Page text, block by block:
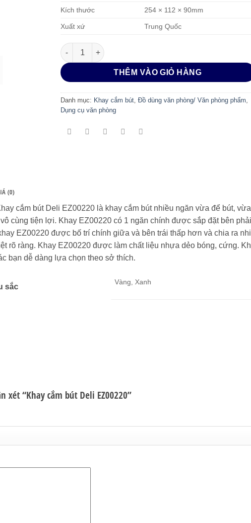
Kích thước 254 × 112 × 90mm
Xuất xứ Trung Quốc
Khay cắm bút Deli EZ00220 số lượng
THÊM VÀO GIỎ HÀNG
Danh mục: Khay cắm bút Đồ dùng văn phòng/ Văn phòng phẩm
Dụng cụ văn phòng
(0)
cắm bút Deli EZ00220 là khay cắm bút nhiều ngăn vừa để bút,
cùng tiện lợi. Khay EZ00220 có 1 ngăn chính được sắp đặt bên
EZ00220 được bố trí chính giữa và bên trái thấp hơn và chia ra
rõ ràng. Khay EZ00220 được làm chất liệu nhựa dẻo bóng, cứng.
bạn dễ dàng lựa chọn theo sở thích.
sắc
Vàng, Xanh
“Khay cắm bút Deli EZ00220”